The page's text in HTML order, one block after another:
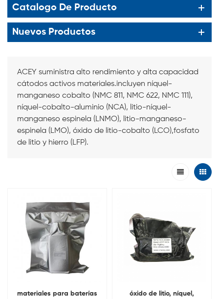
Catalogo De Producto
Nuevos Productos
ACEY suministra alto rendimiento y alta capacidad
cátodos activos materiales.incluyen níquel-
manganeso cobalto (NMC 811, NMC 622, NMC 111),
níquel-cobalto-aluminio (NCA), litio-níquel-
manganeso espinela (LNMO), litio-manganeso-
espinela (LMO), óxido de litio-cobalto (LCO),fosfato
de litio y hierro (LFP).
materiales para baterías
óxido de litio, níquel,